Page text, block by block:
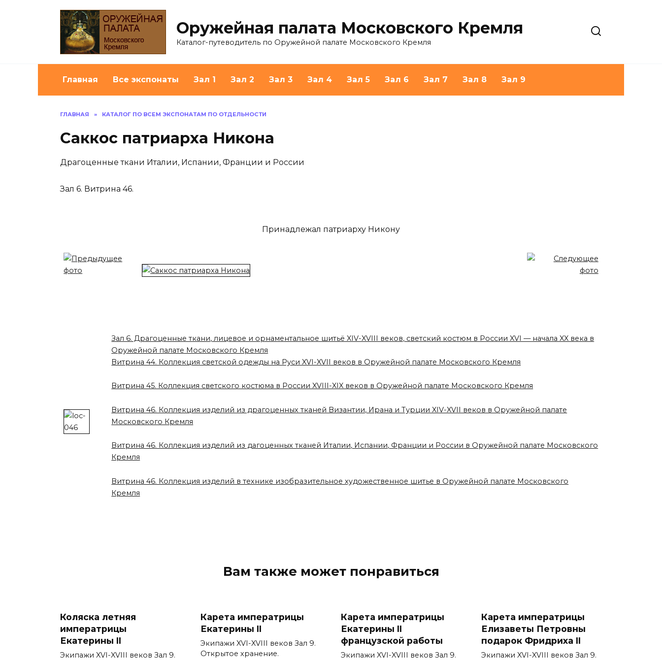
Оружейная палата Московского Кремля
Каталог-путеводитель по Оружейной палате Московского Кремля
Главная Все экспонаты Зал 1 Зал 2 Зал 3 Зал 4 Зал 5 Зал 6 Зал 7 Зал 8 Зал 9
ГЛАВНАЯ » КАТАЛОГ ПО ВСЕМ ЭКСПОНАТАМ ПО ОТДЕЛЬНОСТИ
Саккос патриарха Никона
Драгоценные ткани Италии, Испании, Франции и России
Зал 6. Витрина 46.
Принадлежал патриарху Никону
Зал 6. Драгоценные ткани, лицевое и орнаментальное шитьё XIV-XVIII веков, светский костюм в России XVI — начала XX века в
Оружейной палате Московского Кремля
Витрина 44. Коллекция светской одежды на Руси XVI-XVII веков в Оружейной палате Московского Кремля
Витрина 45. Коллекция светского костюма в России XVIII-XIX веков в Оружейной палате Московского Кремля
Витрина 46. Коллекция изделий из драгоценных тканей Византии, Ирана и Турции XIV-XVII веков в Оружейной палате
Московского Кремля
Витрина 46. Коллекция изделий из дагоценных тканей Италии, Испании, Франции и России в Оружейной палате Московского
Кремля
Витрина 46. Коллекция изделий в технике изобразительное художественное шитье в Оружейной палате Московского
Кремля
Вам также может понравиться
Коляска летняя
императрицы
Екатерины II
Экипажи XVI-XVIII веков Зал 9.
Карета императрицы
Екатерины II
Экипажи XVI-XVIII веков Зал 9.
Открытое хранение.
Карета императрицы
Екатерины II
французской работы
Экипажи XVI-XVIII веков Зал 9.
Карета императрицы
Елизаветы Петровны
подарок Фридриха II
Экипажи XVI-XVIII веков Зал 9.